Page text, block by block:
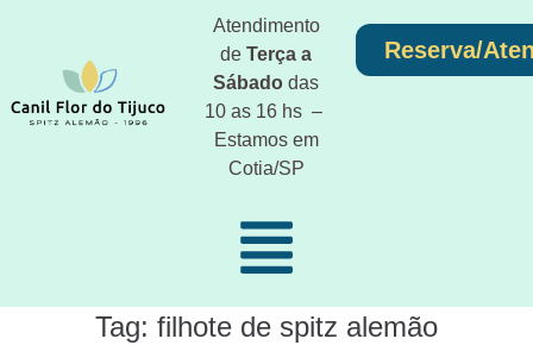
Atendimento
deTerça a
Sábado das
10 as 16 hs –
Estamos em
Cotia/SP
Reserva/
Tag: filhote de spitz alemão